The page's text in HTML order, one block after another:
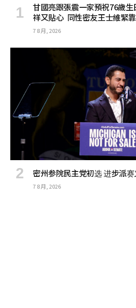
甘國亮跟張震一家預祝76歲
祥又貼心 同性密友王士維緊
7 8 月, 2026
密州参院民主党初选 进步派
7 8 月, 2026